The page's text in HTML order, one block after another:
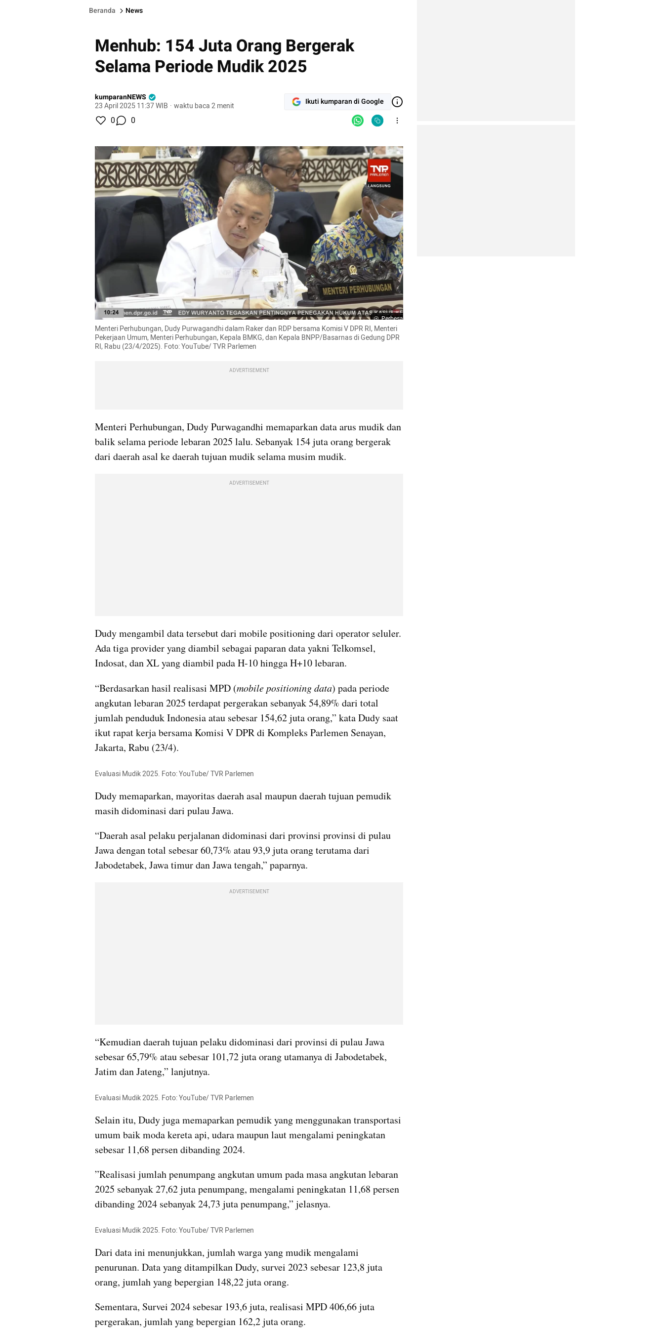
Beranda News
Menhub: 154 Juta Orang Bergerak
Selama Periode Mudik 2025
kumparanNEWS
23 April 2025 11:37 WIB · waktu baca 2 menit Ikuti kumparan di Google
0 0
Perbesar
Menteri Perhubungan, Dudy Purwagandhi dalam Raker dan RDP bersama Komisi V DPR RI, Menteri
Pekerjaan Umum, Menteri Perhubungan, Kepala BMKG, dan Kepala BNPP/Basarnas di Gedung DPR
RI, Rabu (23/4/2025). Foto: YouTube/ TVR Parlemen
ADVERTISEMENT
Menteri Perhubungan, Dudy Purwagandhi memaparkan data arus mudik dan
balik selama periode lebaran 2025 lalu. Sebanyak 154 juta orang bergerak
dari daerah asal ke daerah tujuan mudik selama musim mudik.
ADVERTISEMENT
Dudy mengambil data tersebut dari mobile positioning dari operator seluler.
Ada tiga provider yang diambil sebagai paparan data yakni Telkomsel,
Indosat, dan XL yang diambil pada H-10 hingga H+10 lebaran.
“Berdasarkan hasil realisasi MPD (mobile positioning data) pada periode
angkutan lebaran 2025 terdapat pergerakan sebanyak 54,89% dari total
jumlah penduduk Indonesia atau sebesar 154,62 juta orang,” kata Dudy saat
ikut rapat kerja bersama Komisi V DPR di Kompleks Parlemen Senayan,
Jakarta, Rabu (23/4).
Evaluasi Mudik 2025. Foto: YouTube/ TVR Parlemen
Dudy memaparkan, mayoritas daerah asal maupun daerah tujuan pemudik
masih didominasi dari pulau Jawa.
“Daerah asal pelaku perjalanan didominasi dari provinsi provinsi di pulau
Jawa dengan total sebesar 60,73% atau 93,9 juta orang terutama dari
Jabodetabek, Jawa timur dan Jawa tengah,” paparnya.
ADVERTISEMENT
“Kemudian daerah tujuan pelaku didominasi dari provinsi di pulau Jawa
sebesar 65,79% atau sebesar 101,72 juta orang utamanya di Jabodetabek,
Jatim dan Jateng,” lanjutnya.
Evaluasi Mudik 2025. Foto: YouTube/ TVR Parlemen
Selain itu, Dudy juga memaparkan pemudik yang menggunakan transportasi
umum baik moda kereta api, udara maupun laut mengalami peningkatan
sebesar 11,68 persen dibanding 2024.
”Realisasi jumlah penumpang angkutan umum pada masa angkutan lebaran
2025 sebanyak 27,62 juta penumpang, mengalami peningkatan 11,68 persen
dibanding 2024 sebanyak 24,73 juta penumpang,” jelasnya.
Evaluasi Mudik 2025. Foto: YouTube/ TVR Parlemen
Dari data ini menunjukkan, jumlah warga yang mudik mengalami
penurunan. Data yang ditampilkan Dudy, survei 2023 sebesar 123,8 juta
orang, jumlah yang bepergian 148,22 juta orang.
Sementara, Survei 2024 sebesar 193,6 juta, realisasi MPD 406,66 juta
pergerakan, jumlah yang bepergian 162,2 juta orang.